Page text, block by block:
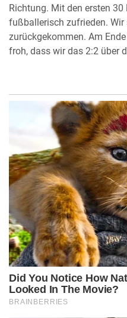
Richtung. Mit den ersten
fußballerisch zufrieden.
zurückgekommen. Am
froh, dass wir das 2:2 über